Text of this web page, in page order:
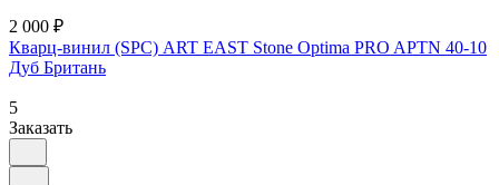
2 000 ₽
Кварц-винил (SPC) ART EAST Stone Optima PRO APTN 40-10
Дуб Британь
5
Заказать